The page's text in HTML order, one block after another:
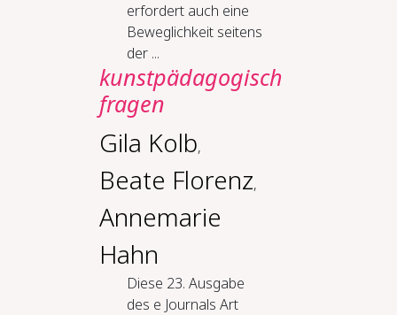
erfordert auch eine
Beweglichkeit seitens
der ...
kunstpädagogisch
fragen
Gila Kolb,
Beate Florenz,
Annemarie
Hahn
Diese 23. Ausgabe
des e Journals Art